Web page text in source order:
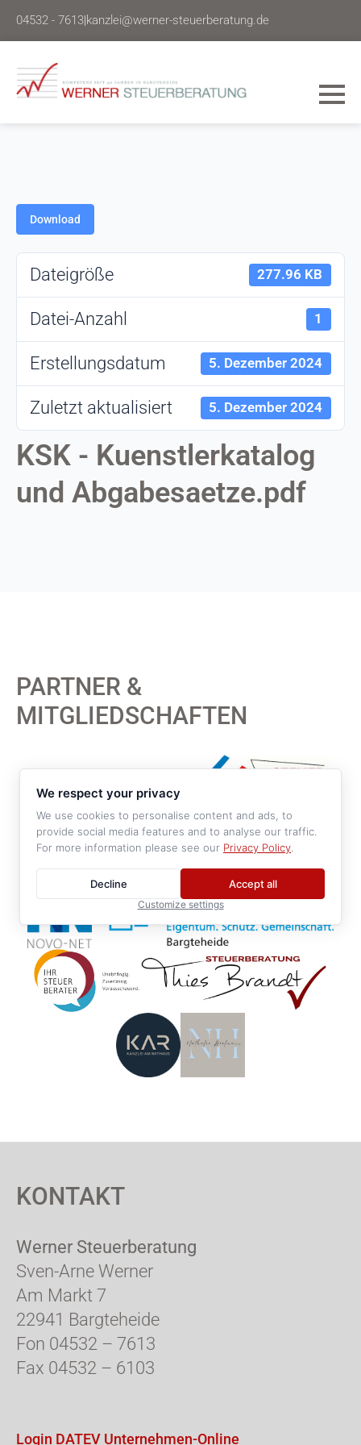
04532 - 7613|kanzlei@werner-steuerberatung.de
Download
Dateigröße 277.96 KB
Datei-Anzahl 1
Erstellungsdatum 5. Dezember 2024
Zuletzt aktualisiert 5. Dezember 2024
KSK - Kuenstlerkatalog
und Abgabesaetze.pdf
PARTNER &
MITGLIEDSCHAFTEN
KONTAKT
Werner Steuerberatung
Sven-Arne Werner
Am Markt 7
22941 Bargteheide
Fon 04532 – 7613
Fax 04532 – 6103
Login DATEV Unternehmen-Online
We respect your privacy
We use cookies to personalise content and ads, to
provide social media features and to analyse our traffic.
For more information please see our Privacy Policy
Accept all
Decline
Customize settings